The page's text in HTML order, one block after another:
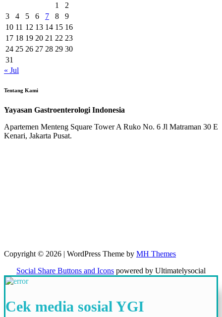
1
2
3
4 5 6 7 8
9
10 11 12 13 14 15 16
17 18 19 20 21 22 23
24 25 26 27 28 29 30
31
« Jul
Tentang Kami
Yayasan Gastroenterologi Indonesia
Apartemen Menteng Square Tower A Ruko No. 6 Jl Matraman 30 E
Kenari, Jakarta Pusat.
Copyright © 2026 | WordPress Theme by MH Themes
Social Share Buttons and Icons powered by Ultimatelysocial
Cek media sosial YGI